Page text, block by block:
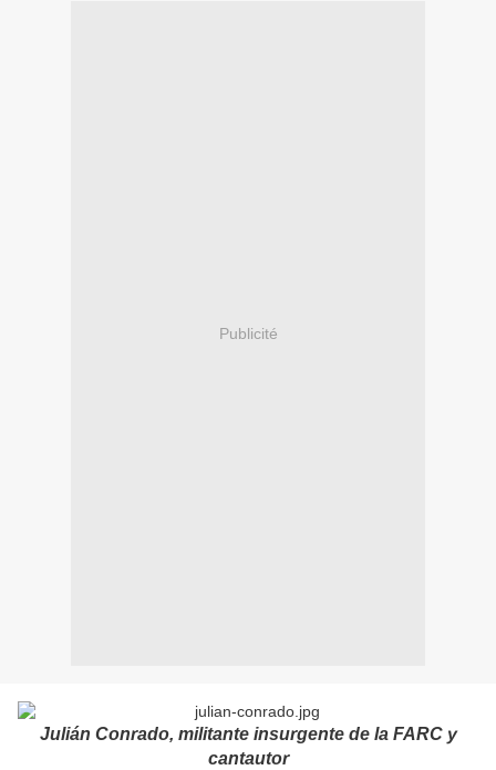
Publicité
Julián Conrado, militante insurgente de la FARC y
cantautor